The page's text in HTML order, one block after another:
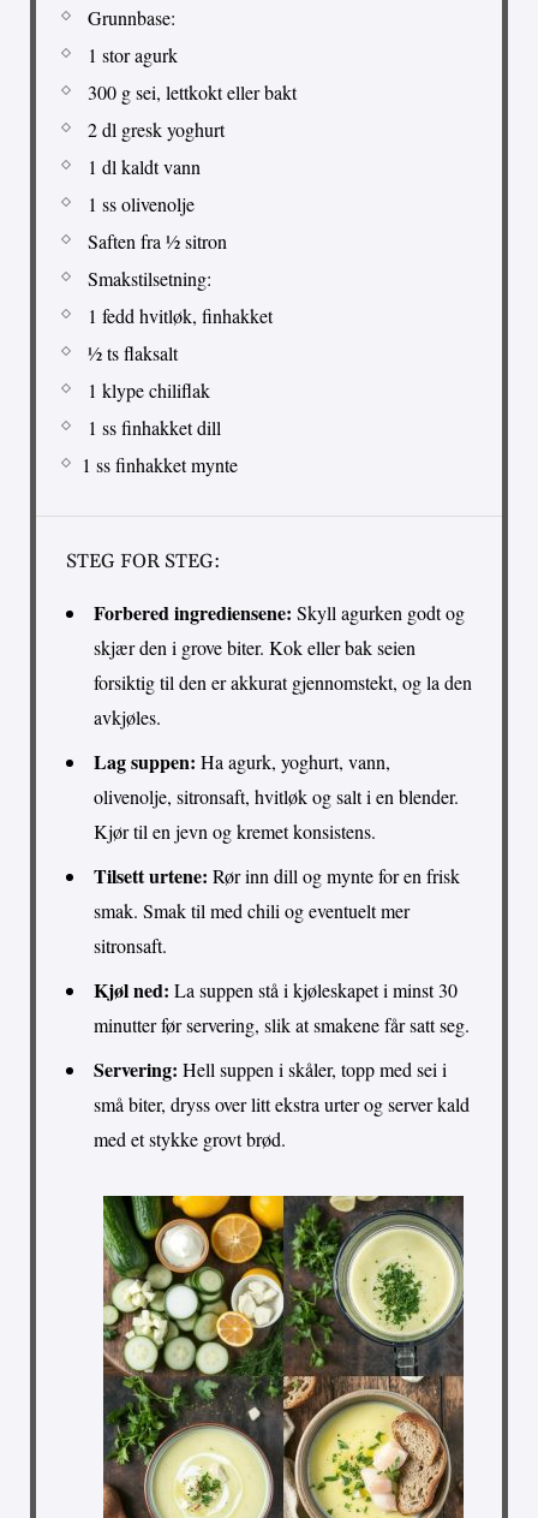
Grunnbase:
1 stor agurk
300 g sei, lettkokt eller bakt
2 dl gresk yoghurt
1 dl kaldt vann
1 ss olivenolje
Saften fra ½ sitron
Smakstilsetning:
1 fedd hvitløk, finhakket
½ ts flaksalt
1 klype chiliflak
1 ss finhakket dill
1 ss finhakket mynte
STEG FOR STEG:
Forbered ingrediensene: Skyll agurken godt og
skjær den i grove biter. Kok eller bak seien
forsiktig til den er akkurat gjennomstekt, og la den
avkjøles.
Lag suppen: Ha agurk, yoghurt, vann,
olivenolje, sitronsaft, hvitløk og salt i en blender.
Kjør til en jevn og kremet konsistens.
Tilsett urtene: Rør inn dill og mynte for en frisk
smak. Smak til med chili og eventuelt mer
sitronsaft.
Kjøl ned: La suppen stå i kjøleskapet i minst 30
minutter før servering, slik at smakene får satt seg.
Servering: Hell suppen i skåler, topp med sei i
små biter, dryss over litt ekstra urter og server kald
med et stykke grovt brød.